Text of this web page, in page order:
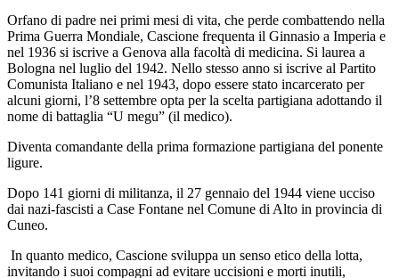
Orfano di padre nei primi mesi di vita, che perde combattendo nella
Prima Guerra Mondiale, Cascione frequenta il Ginnasio a Imperia e
nel 1936 si iscrive a Genova alla facoltà di medicina. Si laurea a
Bologna nel luglio del 1942. Nello stesso anno si iscrive al Partito
Comunista Italiano e nel 1943, dopo essere stato incarcerato per
alcuni giorni, l’8 settembre opta per la scelta partigiana adottando il
nome di battaglia “U megu” (il medico).
Diventa comandante della prima formazione partigiana del ponente
ligure.
Dopo 141 giorni di militanza, il 27 gennaio del 1944 viene ucciso
dai nazi-fascisti a Case Fontane nel Comune di Alto in provincia di
Cuneo.
In quanto medico, Cascione sviluppa un senso etico della lotta,
invitando i suoi compagni ad evitare uccisioni e morti inutili,